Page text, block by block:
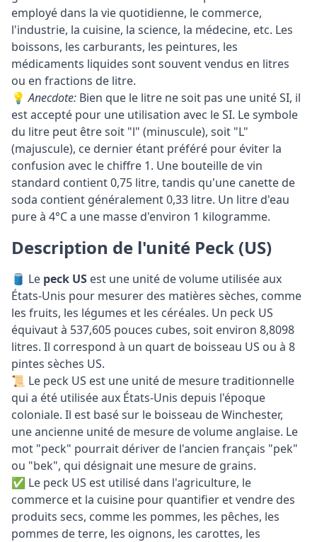
employé dans la vie quotidienne, le commerce,
l'industrie, la cuisine, la science, la médecine, etc. Les
boissons, les carburants, les peintures, les
médicaments liquides sont souvent vendus en litres
ou en fractions de litre.
💡Anecdote: Bien que le litre ne soit pas une unité SI, il
est accepté pour une utilisation avec le SI. Le symbole
du litre peut être soit "l" (minuscule), soit "L"
(majuscule), ce dernier étant préféré pour éviter la
confusion avec le chiffre 1. Une bouteille de vin
standard contient 0,75 litre, tandis qu'une canette de
soda contient généralement 0,33 litre. Un litre d'eau
pure à 4°C a une masse d'environ 1 kilogramme.
Description de l'unité Peck (US)
🛢️ Le peck US est une unité de volume utilisée aux
États-Unis pour mesurer des matières sèches, comme
les fruits, les légumes et les céréales. Un peck US
équivaut à 537,605 pouces cubes, soit environ 8,8098
litres. Il correspond à un quart de boisseau US ou à 8
pintes sèches US.
📜 Le peck US est une unité de mesure traditionnelle
qui a été utilisée aux États-Unis depuis l'époque
coloniale. Il est basé sur le boisseau de Winchester,
une ancienne unité de mesure de volume anglaise. Le
mot "peck" pourrait dériver de l'ancien français "pek"
ou "bek", qui désignait une mesure de grains.
✅ Le peck US est utilisé dans l'agriculture, le
commerce et la cuisine pour quantifier et vendre des
produits secs, comme les pommes, les pêches, les
pommes de terre, les oignons, les carottes, les